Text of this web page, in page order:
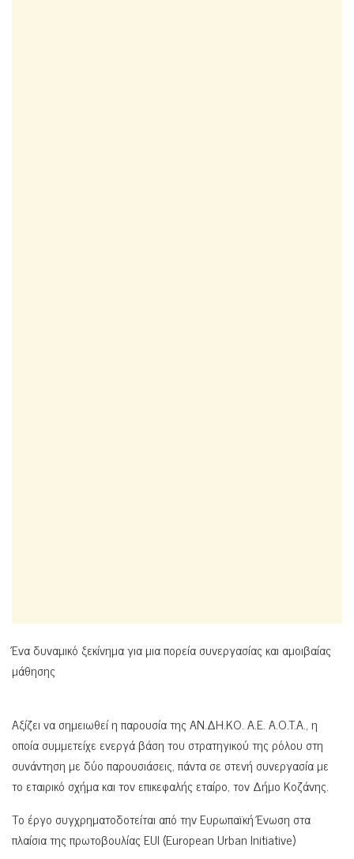
Ένα δυναμικό ξεκίνημα για μια πορεία συνεργασίας και αμοιβαίας
μάθησης
Αξίζει να σημειωθεί η παρουσία της ΑΝ.ΔΗ.ΚΟ. A.E. A.O.T.A., η
οποία συμμετείχε ενεργά βάση του στρατηγικού της ρόλου στη
συνάντηση με δύο παρουσιάσεις, πάντα σε στενή συνεργασία με
το εταιρικό σχήμα και τον επικεφαλής εταίρο, τον Δήμο Κοζάνης.
Το έργο συγχρηματοδοτείται από την Ευρωπαϊκή Ένωση στα
πλαίσια της πρωτοβουλίας EUI (European Urban Initiative)